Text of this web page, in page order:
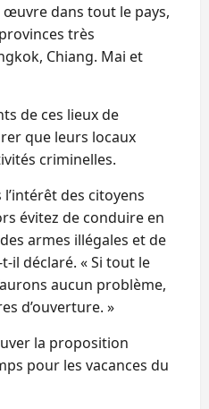
dans tout le pays,
très
Chiang. Mai et
de ces lieux de
que leurs locaux
criminelles.
des citoyens
évitez de conduire en
armes illégales et de
il déclaré. « Si tout le
aucun problème,
d’ouverture. »
la proposition
pour les vacances du